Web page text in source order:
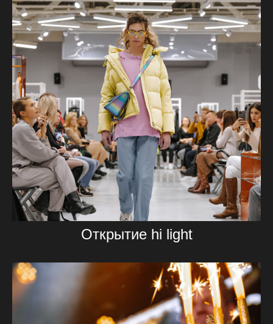
Открытие hi light